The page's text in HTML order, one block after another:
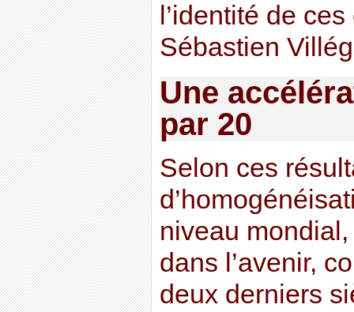
l’identité de
Sébastien
Une
par 20
Selon ces
niveau
dans l’avenir,
deux derniers